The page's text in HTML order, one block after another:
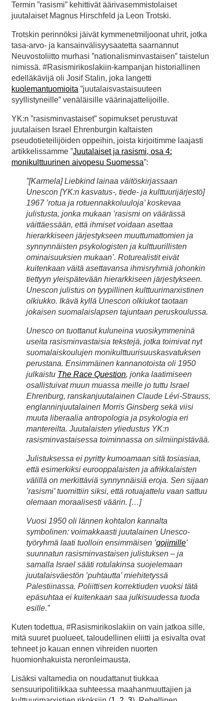
Termin ”rasismi” kehittivät äärivasemmistolaiset
juutalaiset Magnus Hirschfeld ja Leon Trotski.
Trotskin perinnöksi jäivät kymmenetmiljoonat uhrit, jotka
tasa-arvo- ja kansainvälisyysaatetta saarnannut
Neuvostoliitto murhasi ”nationalisminvastaisen” taistelun
nimissä. #Rasismirikoslakiin-kampanjan historiallinen
edelläkävijä oli Josif Stalin, joka langetti
kuolemantuomioita ”juutalaisvastaisuuteen
syyllistyneille” venäläisille väärinajattelijoille.
YK:n ”rasisminvastaiset” sopimukset perustuvat
juutalaisen Israel Ehrenburgin kaltaisten
pseudotieteilijöiden oppeihin, joista kirjoitimme laajasti
artikkelissamme ”Juutalaiset ja rasismi, osa 4:
monikulttuurinen aivopesu Suomessa”:
”[Karmela] Liebkind lainaa väitöskirjassaan
Unescon [YK:n kasvatus-, tiede- ja kulttuurijärjestö]
1967 ’rotua ja rotuennakkoluuloja’ koskevaa
julistusta, jonka mukaan ’rasismi on väärässä
väittäessään, että ihmiset voidaan asettaa
hierarkkiseen järjestykseen muuttumattomien ja
synnynnäisten psykologisten ja kulttuurillisten
ominaisuuksien mukaan’. Roturealistit eivät
kuitenkaan väitä asettavansa ihmisryhmiä johonkin
tiettyyn yleispätevään hierarkkiseen järjestykseen.
Unescon julistus on tyypillinen kulttuurimarxistinen
olkiukko. Ikävä kyllä Unescon olkiukot taotaan
jokaisen suomalaislapsen tajuntaan peruskoulussa.
Unesco on tuottanut kuluneina vuosikymmeninä
useita rasisminvastaisia tekstejä, jotka toimivat nyt
suomalaiskoulujen monikulttuurisuuskasvatuksen
perustana. Ensimmäinen kannanotoista oli 1950
julkaistu The Race Question, jonka laatimiseen
osallistuivat muun muassa meille jo tuttu Israel
Ehrenburg, ranskanjuutalainen Claude Lévi-Strauss,
englanninjuutalainen Morris Ginsberg sekä viisi
muuta liberaalia antropologia ja psykologia eri
mantereilta. Juutalaisten yliedustus YK:n
rasisminvastaisessa toiminnassa on silmiinpistävää.
Julistuksessa ei pyritty kumoamaan sitä tosiasiaa,
että esimerkiksi eurooppalaisten ja afrikkalaisten
välillä on merkittäviä synnynnäisiä eroja. Sen sijaan
’rasismi’ tuomittiin siksi, että rotuajattelu vaan sattuu
olemaan moraalisesti väärin. […]
Vuosi 1950 oli lännen kohtalon kannalta
symbolinen: voimakkaasti juutalainen Unesco-
työryhmä laati tuolloin ensimmäisen ’gojimille’
suunnatun rasisminvastaisen julistuksen – ja
samalla Israel sääti rotulakinsa suojelemaan
juutalaisväestön ’puhtautta’ miehitetyssä
Palestiinassa. Poliittisen korrektiuden vuoksi tätä
epäsuhtaa ei kuitenkaan saa julkisuudessa tuoda
esille.”
Kuten todettua, #Rasismirikoslakiin on vain jatkoa sille,
mitä suuret puolueet, taloudellinen eliitti ja esivalta ovat
tehneet jo kauan ennen vihreiden nuorten
huomionhakuista neronleimausta.
Lisäksi valtamedia on noudattanut tiukkaa
sensuuripolitiikkaa suhteessa maahanmuuttajien ja